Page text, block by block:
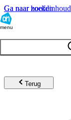
Ga naar hoofdinhoud
Ga naar zoeken
menu
Terug